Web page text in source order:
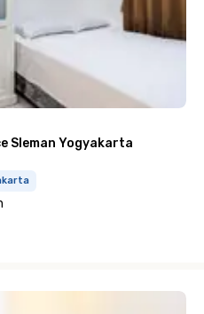
Sleman Yogyakarta